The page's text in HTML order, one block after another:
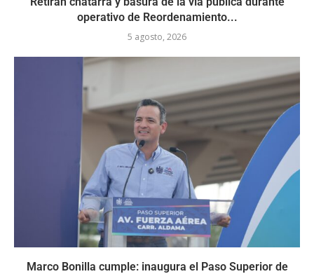
operativo de Reordenamiento...
5 agosto, 2026
Marco Bonilla cumple: inaugura el Paso Superior de